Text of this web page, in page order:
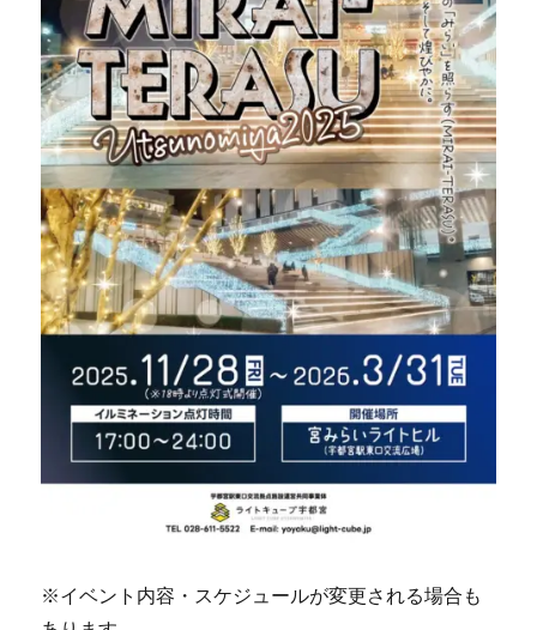
※イベント内容・スケジュールが変更される場合も